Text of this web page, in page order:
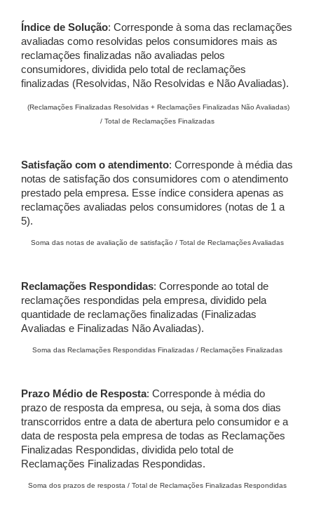
Índice de Solução: Corresponde à soma das reclamações
avaliadas como resolvidas pelos consumidores mais as
reclamações finalizadas não avaliadas pelos
consumidores, dividida pelo total de reclamações
finalizadas (Resolvidas, Não Resolvidas e Não Avaliadas).
(Reclamações Finalizadas Resolvidas + Reclamações Finalizadas Não Avaliadas)
/ Total de Reclamações Finalizadas
Satisfação com o atendimento: Corresponde à média das
notas de satisfação dos consumidores com o atendimento
prestado pela empresa. Esse índice considera apenas as
reclamações avaliadas pelos consumidores (notas de 1 a
5).
Soma das notas de avaliação de satisfação / Total de Reclamações Avaliadas
Reclamações Respondidas: Corresponde ao total de
reclamações respondidas pela empresa, dividido pela
quantidade de reclamações finalizadas (Finalizadas
Avaliadas e Finalizadas Não Avaliadas).
Soma das Reclamações Respondidas Finalizadas / Reclamações Finalizadas
Prazo Médio de Resposta: Corresponde à média do
prazo de resposta da empresa, ou seja, à soma dos dias
transcorridos entre a data de abertura pelo consumidor e a
data de resposta pela empresa de todas as Reclamações
Finalizadas Respondidas, dividida pelo total de
Reclamações Finalizadas Respondidas.
Soma dos prazos de resposta / Total de Reclamações Finalizadas Respondidas